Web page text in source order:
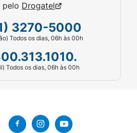
pelo Drogatel
3270-5000
Todos os dias, 06h às 00h
Todos os dias, 06h às 00h